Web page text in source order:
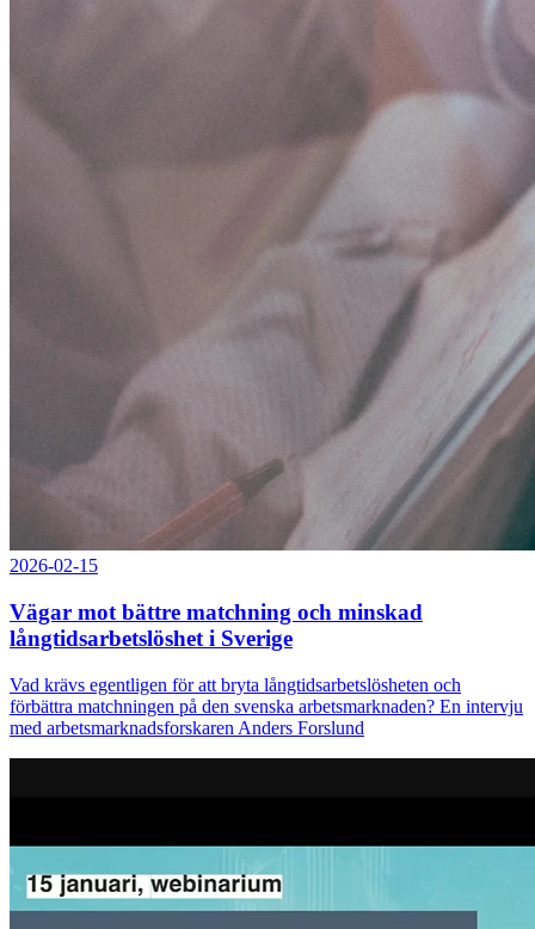
2026-02-15
Vägar mot bättre matchning och minskad
långtidsarbetslöshet i Sverige
Vad krävs egentligen för att bryta långtidsarbetslösheten och
förbättra matchningen på den svenska arbetsmarknaden? En intervju
med arbetsmarknadsforskaren Anders Forslund